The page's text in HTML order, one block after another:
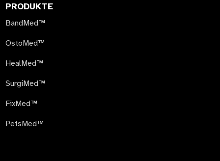
PRODUKTE
BandMed™
OstoMed™
HealMed™
SurgiMed™
FixMed™
PetsMed™